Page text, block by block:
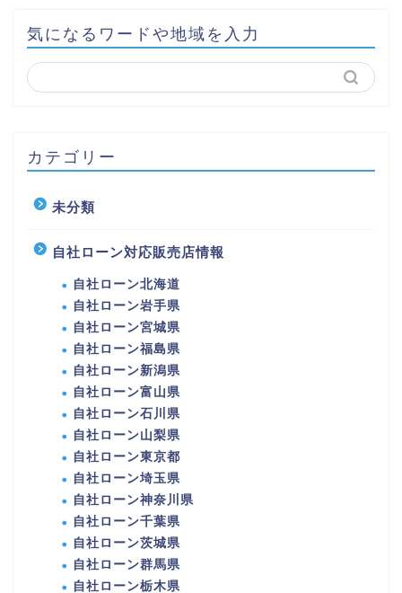
気になるワードや地域を入力
カテゴリー
未分類
自社ローン対応販売店情報
自社ローン北海道
自社ローン岩手県
自社ローン宮城県
自社ローン福島県
自社ローン新潟県
自社ローン富山県
自社ローン石川県
自社ローン山梨県
自社ローン東京都
自社ローン埼玉県
自社ローン神奈川県
自社ローン千葉県
自社ローン茨城県
自社ローン群馬県
自社ローン栃木県